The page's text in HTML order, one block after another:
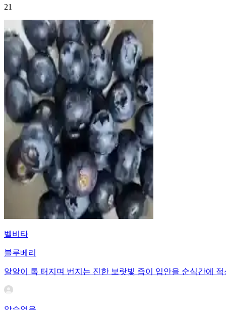
21
벨비타
블루베리
알알이 톡 터지며 번지는 진한 보랏빛 즙이 입안을 순식간에